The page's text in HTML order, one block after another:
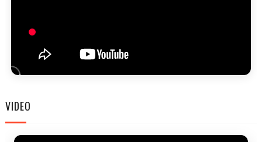
VIDEO
FES